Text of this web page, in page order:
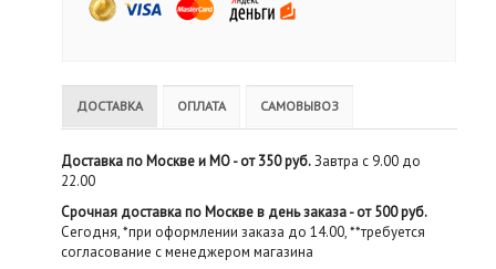
ДОСТАВКА ОПЛАТА САМОВЫВОЗ
Доставка по Москве и МО - от 350 руб.Завтра с 9.00 до
22.00
Срочная доставка по Москве в день заказа - от 500 руб.
Сегодня, *при оформлении заказа до 14.00, **требуется
согласование с менеджером магазина